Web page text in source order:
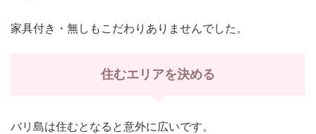
家具付き・無しもこだわりありませんでした。
住むエリアを決める
バリ島は住むとなると意外に広いです。